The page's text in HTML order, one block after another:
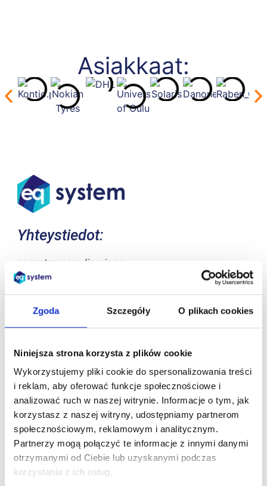
Zgoda Szczegóły O plikach cookies
Niniejsza strona korzysta z plików cookie
Wykorzystujemy pliki cookie do spersonalizowania treści
i reklam, aby oferować funkcje społecznościowe i
analizować ruch w naszej witrynie. Informacje o tym, jak
korzystasz z naszej witryny, udostępniamy partnerom
społecznościowym, reklamowym i analitycznym.
Partnerzy mogą połączyć te informacje z innymi danymi
otrzymanymi od Ciebie lub uzyskanymi podczas
korzystania z ich usług.
Asiakkaat:
Yhteystiedot:
eq system scandinavia oy
tel.+358 40 5570411
kari.juntunen@eqsystem.fi
eq system sp. z o.o.
ul. św. Antoniego 50
NIP PL6292263139
KRS 0000175772
REGON 278119464
eq system technology spółka akcyjna
ul. św. Antoniego 50
41-303 Dąbrowa Górnicza, Puola
NIP PL6370102776
KRS
0001209003
REGON 270535105